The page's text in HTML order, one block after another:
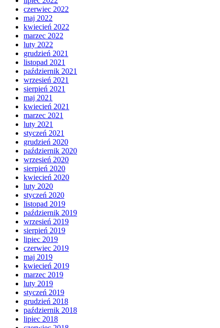
czerwiec 2022
maj 2022
kwiecień 2022
marzec 2022
luty 2022
grudzień 2021
listopad 2021
październik 2021
wrzesień 2021
sierpień 2021
maj 2021
kwiecień 2021
marzec 2021
luty 2021
styczeń 2021
grudzień 2020
październik 2020
wrzesień 2020
sierpień 2020
kwiecień 2020
luty 2020
styczeń 2020
listopad 2019
październik 2019
wrzesień 2019
sierpień 2019
lipiec 2019
czerwiec 2019
maj 2019
kwiecień 2019
marzec 2019
luty 2019
styczeń 2019
grudzień 2018
październik 2018
lipiec 2018